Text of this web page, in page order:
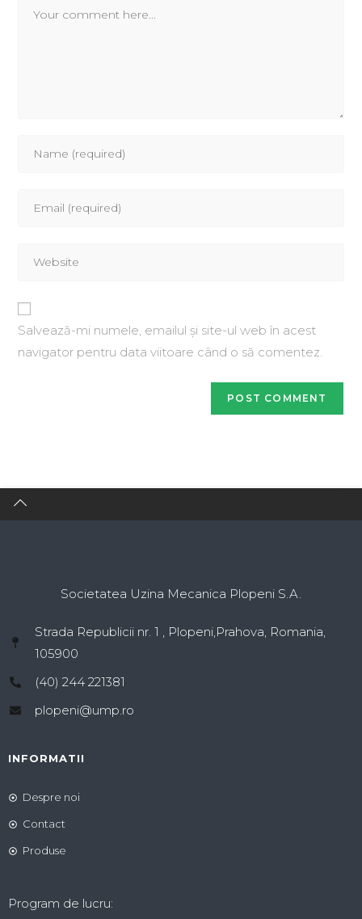
Salvează-mi numele, emailul și site-ul web în acest
navigator pentru data viitoare când o să comentez.
Societatea Uzina Mecanica Plopeni S.A.
Strada Republicii nr. 1 , Plopeni,Prahova, Romania,
105900
(40) 244 221381
plopeni@ump.ro
INFORMATII
Despre noi
Contact
Produse
Program de lucru: